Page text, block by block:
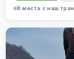
8 места с наш